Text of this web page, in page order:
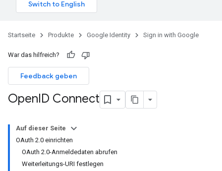
Startseite Produkte Google Identity Sign in with Google
War das hilfreich?
Feedback geben
OpenID Connect
Auf dieser Seite
OAuth 2.0 einrichten
OAuth 2.0-Anmeldedaten abrufen
Weiterleitungs-URI festlegen